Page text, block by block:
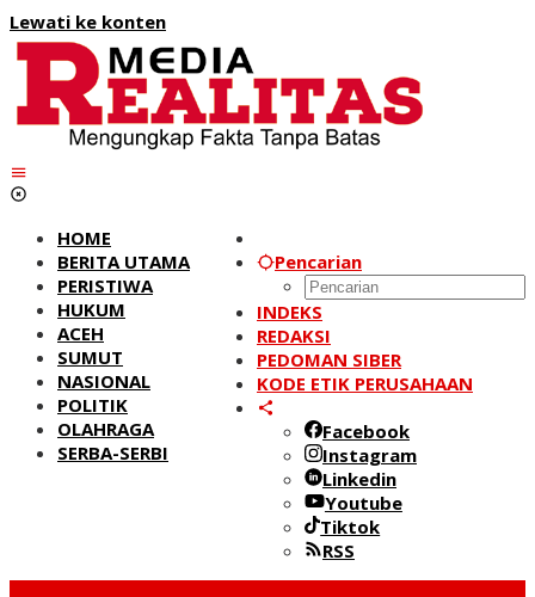
Lewati ke konten
Pencarian
INDEKS
REDAKSI
PEDOMAN SIBER
KODE ETIK PERUSAHAAN
Facebook
Instagram
Linkedin
Youtube
Tiktok
RSS
HOME
BERITA UTAMA
PERISTIWA
HUKUM
ACEH
SUMUT
NASIONAL
POLITIK
OLAHRAGA
SERBA-SERBI